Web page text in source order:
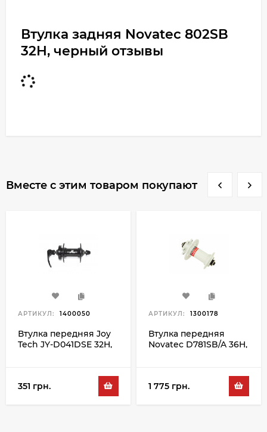
Втулка задняя Novatec 802SB
32H, черный отзывы
Вместе с этим товаром покупают
АРТИКУЛ: 1400050
Втулка передняя Joy
Tech JY-D041DSE 32H,
351 грн.
АРТИКУЛ: 1300178
Втулка передняя
Novatec D781SB/A 36H,
1 775 грн.